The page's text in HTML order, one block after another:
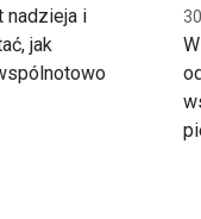
nadzieja i
jak